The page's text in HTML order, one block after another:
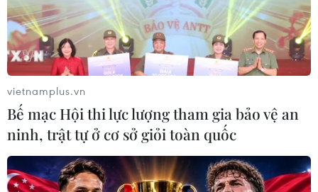
vietnamplus.vn
Bế mạc Hội thi lực lượng tham gia bảo vệ an
ninh, trật tự ở cơ sở giỏi toàn quốc